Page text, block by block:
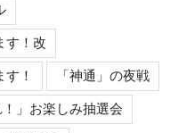
す！改
！ 「神通」の夜戦
！」お楽しみ抽選会